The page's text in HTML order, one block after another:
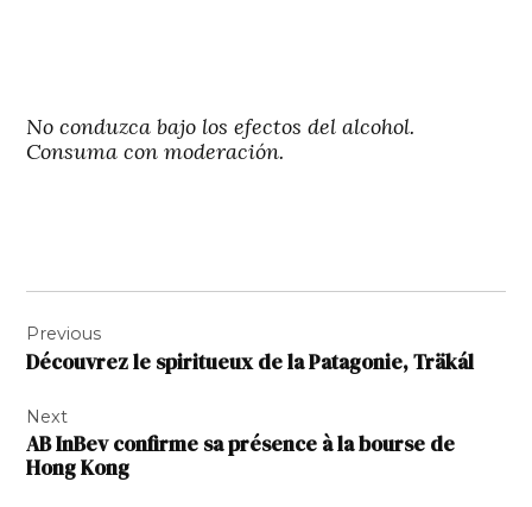
No conduzca bajo los efectos del alcohol.
Consuma con moderación.
de
l’article
Previous
Découvrez le spiritueux de la Patagonie, Träkál
Next
AB InBev confirme sa présence à la bourse de
Hong Kong